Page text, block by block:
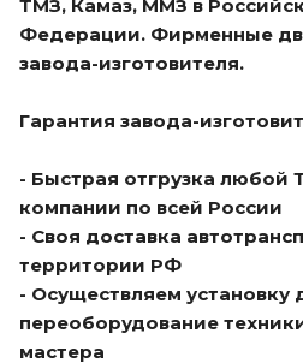
ТМЗ, Камаз, ММЗ в
Федерации. Фирменные
завода-изготовителя.
Гарантия завода-
- Быстрая отгрузка любой
компании по всей России
- Своя доставка
территории РФ
- Осуществляем установку
переоборудование
мастера